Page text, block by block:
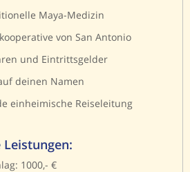
Maya-Medizin
von San Antonio
und Eintrittsgelder
deinen Namen
einheimische Reiseleitung
1000,- €